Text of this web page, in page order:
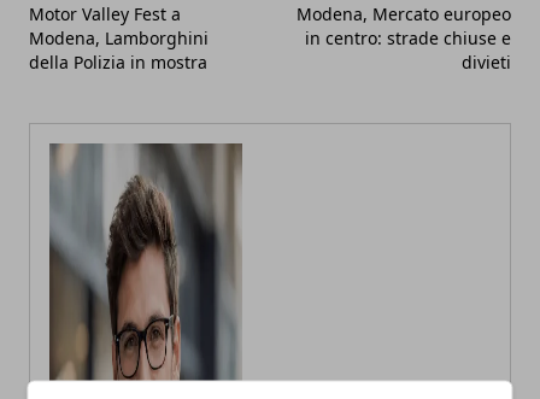
Motor Valley Fest a
Modena, Lamborghini
della Polizia in mostra
Modena, Mercato europeo
in centro: strade chiuse e
divieti